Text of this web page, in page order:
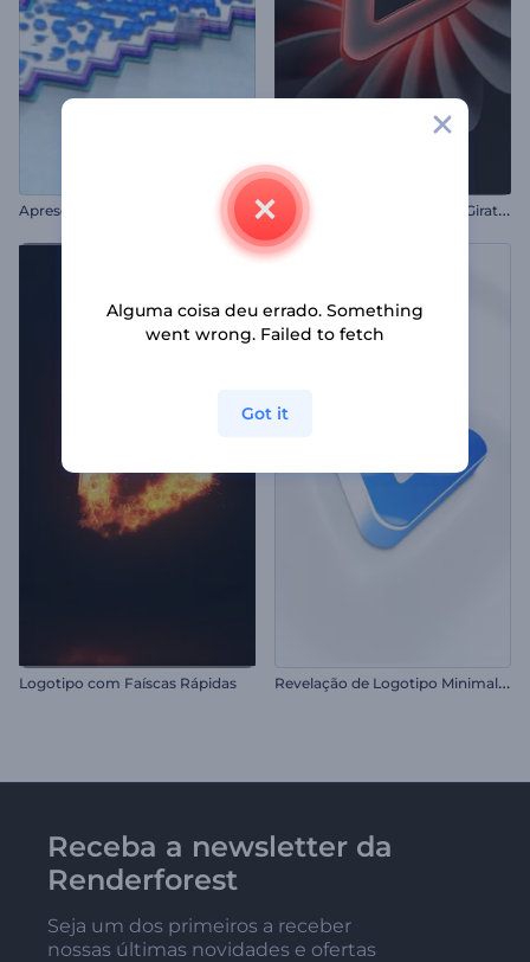
I
ntro de Formas Abstratas Giratórias
Logotipo com Faíscas Rápidas R
evelação de Logotipo Minimalista
Receba a newsletter da
Renderforest
Seja um dos primeiros a receber
nossas últimas novidades e ofertas
Alguma coisa deu errado. Something
went wrong. Failed to fetch
Got it